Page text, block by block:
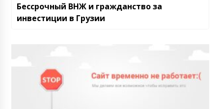
Бессрочный ВНЖ и гражданство за
инвестиции в Грузии